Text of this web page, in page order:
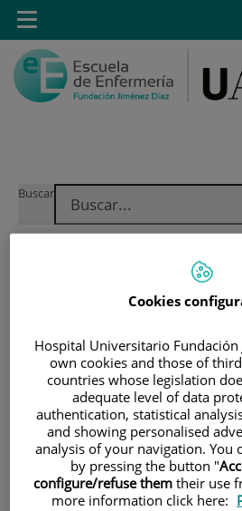
Saltar al contenido
Saltar
contenido
Buscar
Toggle
navigation
MÁSTER PROPIO POR LA UAM
REANIMACIÓN Y TRATAMIENTO
CALENDARIO Y HORARIOS DE
Calendario y
clase
Última actualización: 10/07/2019
Cookies
Hospital Universitario Fundación
own cookies and those of
countries whose legislation
adequate level of data
authentication, statistical
and showing personalised
analysis of your navigation. You
by pressing the button "
configure/refuse them their use
more information click here: